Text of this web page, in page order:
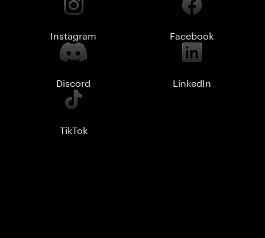
Instagram Facebook
Discord LinkedIn
TikTok